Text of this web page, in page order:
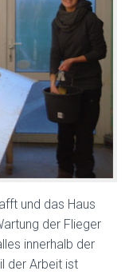
und das Haus
der Flieger
innerhalb der
der Arbeit ist